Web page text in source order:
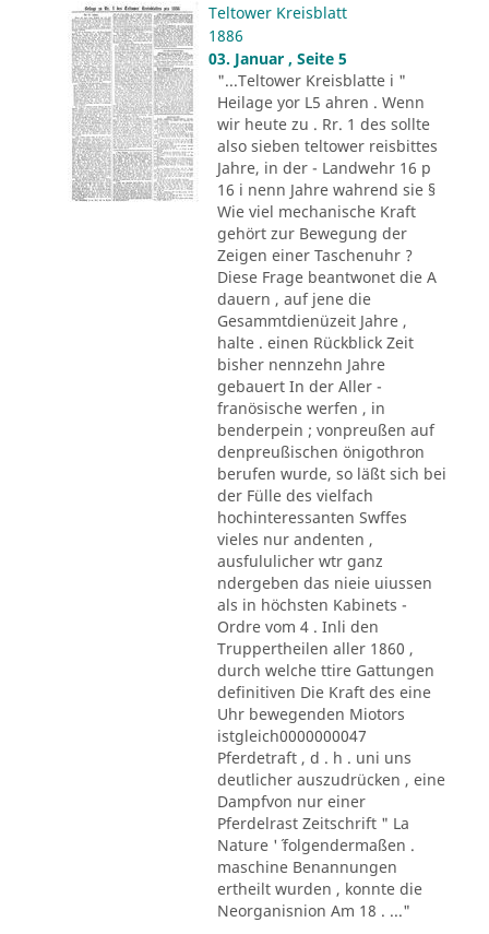
Teltower Kreisblatt
1886
03. Januar , Seite 5
"...Teltower Kreisblatte i "
Heilage yor L5 ahren . Wenn
wir heute zu . Rr. 1 des sollte
also sieben teltower reisbittes
Jahre, in der - Landwehr 16 p
16 i nenn Jahre wahrend sie §
Wie viel mechanische Kraft
gehört zur Bewegung der
Zeigen einer Taschenuhr ?
Diese Frage beantwonet die A
dauern , auf jene die
Gesammtdienüzeit Jahre ,
halte . einen Rückblick Zeit
bisher nennzehn Jahre
gebauert In der Aller -
franösische werfen , in
benderpein ; vonpreußen auf
denpreußischen önigothron
berufen wurde, so läßt sich bei
der Fülle des vielfach
hochinteressanten Swffes
vieles nur andenten ,
ausfululicher wtr ganz
ndergeben das nieie uiussen
als in höchsten Kabinets -
Ordre vom 4 . Inli den
Truppertheilen aller 1860 ,
durch welche ttire Gattungen
definitiven Die Kraft des eine
Uhr bewegenden Miotors
istgleich0000000047
Pferdetraft , d . h . uni uns
deutlicher auszudrücken , eine
Dampfvon nur einer
Pferdelrast Zeitschrift " La
Nature '´ folgendermaßen .
maschine Benannungen
ertheilt wurden , konnte die
Neorganisnion Am 18 . ..."